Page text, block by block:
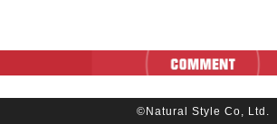
©Natural Style Co, Ltd.